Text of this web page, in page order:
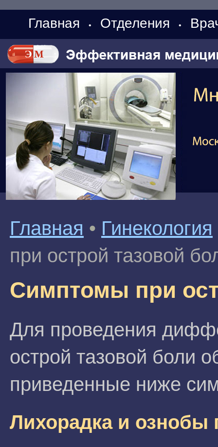
Главная • Отделения •
Главная • Гинекология
при острой тазовой
Симптомы при
Для проведения
острой тазовой боли
приведенные ниже
Лихорадка и ознобы